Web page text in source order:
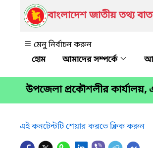
বাংলাদেশ জাতীয় তথ্য
মেনু নির্বাচন করুন
আমাদের সম্পর্কে
উপজেলা প্রকৌশলীর কার্যালয়,
এই কনটেন্টটি শেয়ার করতে ক্লিক করুন